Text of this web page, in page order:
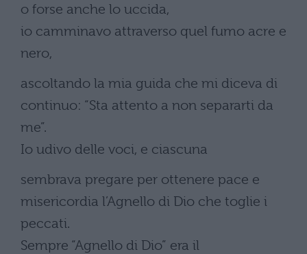
o forse anche lo uccida,
io camminavo attraverso quel fumo acre e
nero,
ascoltando la mia guida che mi diceva di
continuo: “Sta attento a non separarti da
me”.
Io udivo delle voci, e ciascuna
sembrava pregare per ottenere pace e
misericordia l’Agnello di Dio che toglie i
peccati.
Sempre “Agnello di Dio” era il